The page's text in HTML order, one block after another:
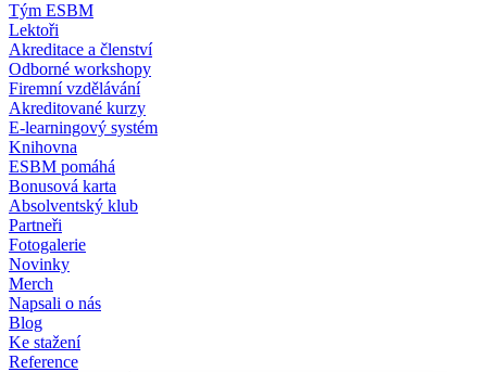
Tým ESBM
Lektoři
Akreditace a členství
Odborné workshopy
Firemní vzdělávání
Akreditované kurzy
E-learningový systém
Knihovna
ESBM pomáhá
Bonusová karta
Absolventský klub
Partneři
Fotogalerie
Novinky
Merch
Napsali o nás
Blog
Ke stažení
Reference